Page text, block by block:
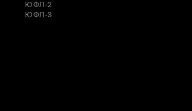
ЮФЛ-2
ЮФЛ-3